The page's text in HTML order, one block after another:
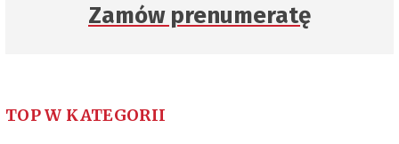
Zamów prenumeratę
TOP W KATEGORII